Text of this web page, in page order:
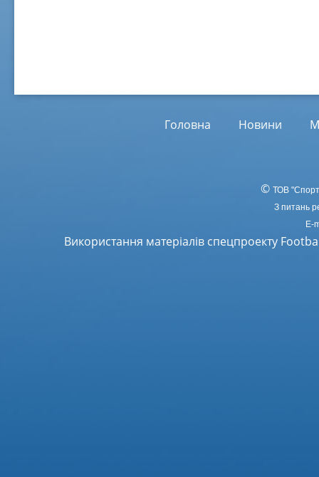
Головна Новини
© ТОВ
З питань
E-
Використання матеріалів спецпроекту